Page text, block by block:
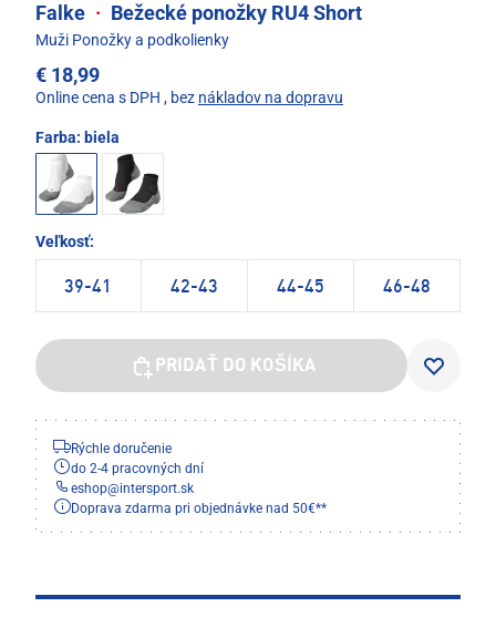
Falke · Bežecké ponožky RU4 Short
Muži Ponožky a podkolienky
€ 18,99
Online cena s DPH , bez nákladov na dopravu
Farba: biela
Veľkosť:
39-41 42-43 44-45 46-48
PRIDAŤ DO KOŠÍKA
Rýchle doručenie
do 2-4 pracovných dní
eshop@intersport.sk
Doprava zdarma pri objednávke nad 50€**